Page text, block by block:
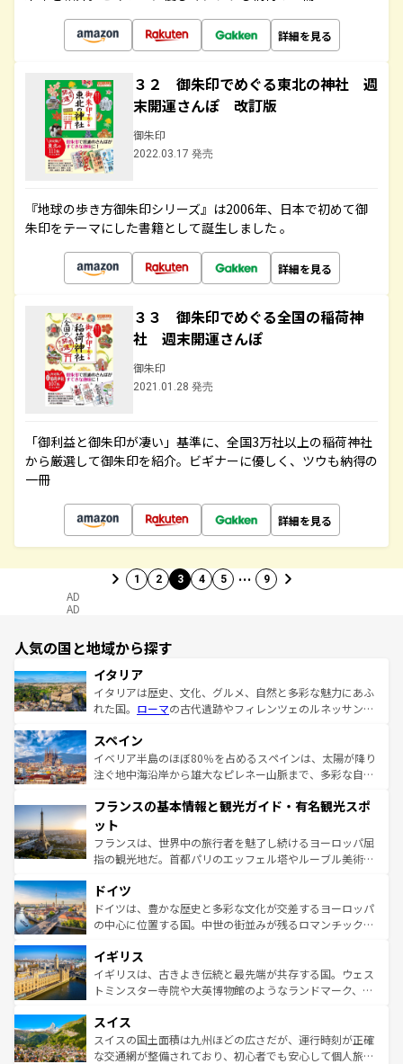
詳細を見る
３２ 御朱印でめぐる東北の神社 週
末開運さんぽ 改訂版
御朱印
2022.03.17 発売
『地球の歩き方御朱印シリーズ』は2006年、日本で初めて御
朱印をテーマにした書籍として誕生しました 。
詳細を見る
３３ 御朱印でめぐる全国の稲荷神
社 週末開運さんぽ
御朱印
2021.01.28 発売
「御利益と御朱印が凄い」基準に、全国3万社以上の稲荷神社
から厳選して御朱印を紹介。ビギナーに優しく、ツウも納得の
一冊
詳細を見る
1 2 3 4 5 … 9
AD
AD
人気の国と地域から探す
イタリア
イタリアは歴史、文化、グルメ、自然と多彩な魅力にあふ
れた国。 ローマの古代遺跡やフィレンツェのルネッサンス
ろん、トスカーナの美しい田園風景やアマルフィ海岸の絶
景など、自然景観も見逃せない。観光の合間には、本場の
ピザやパスタなど、絶品のイタリア料理を堪能することも
ませてくれるイタリアで、忘れられない旅をしてみよう！
なお、新着のイタリア情報は
しい。
スペイン
イベリア半島のほぼ80％を占めるスペインは、太陽が降り
注ぐ地中海沿岸から雄大なピレネー山脈まで、多彩な自然
文化が根付くこの国では、情熱的なフラメンコ、熱気あふ
れる闘牛、そして美味しいタパスが生活の一部となってい
る。首都マドリードの洗練された雰囲気や、バルセロナの
アートに溢れた街角から、地方では古代ローマ遺跡や中世
せる。地方によって風土や気候が異なるスペインはその個
性で訪れる人を魅了する。 なお、新着のスペイン情報は コ
ンテンツ一覧を参照してほしい。
フランスの基本情報と観光ガイド・有名観光スポ
ット
フランスは、世界中の旅行者を魅了し続けるヨーロッパ屈
指の観光地だ。首都パリのエッフェル塔やルーブル美術館
で、幅広い魅力が詰まっている。華麗な宮殿、歴史的な大
聖堂、美しいビーチ、そして豊かな自然が、訪れる者を心
から魅了する。また、フランスは美食の国としても知ら
いる。シャンパンの発祥地であるランス、プロヴァンスの
香り高いラベンダー畑など、多彩な楽しみ方が可能だ。さ
らに、パリ以外の地域にも魅力が溢れており、どの街角に
れる地方に足を運ぶとそれぞれで全く異なる文化を体験で
きるだろう。 なお、新着のフランス情報はコンテンツ一覧
を参照してほしい。
ドイツ
ドイツは、豊かな歴史と多彩な文化が交差するヨーロッパ
の中心に位置する国。中世の街並みが残るロマンチック街
顔を持つこの国は、どこを歩いても飽きることがない。ベ
ルリンの文化的活気、バイエルン州のアルプスの絶景、そ
してライン川沿いのワイン畑といった風景は必見。ビール
は、お酒好きな人にはぜひ体験してほしい。 なお、新着の
ドイツ情報はコンテンツ一覧を参照してほしい。
イギリス
イギリスは、古きよき伝統と最先端が共存する国。ウェス
トミンスター寺院や大英博物館のようなランドマーク、歴
リアごとに異なる魅力がある。また、優雅なアフタヌーン
ティー、ビール好きにはたまらない英国パブ、サッカー観
戦など、本場だからこそできる体験も豊富。イギリスを旅
スイス
スイスの国土面積は九州ほどの広さだが、運行時刻が正確
な交通網が整備されており、初心者でも安心して個人旅行